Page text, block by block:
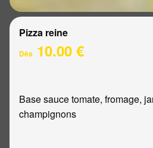
Pizza reine
Dès 10.00 €
Base sauce tomate, fromage,
champignons